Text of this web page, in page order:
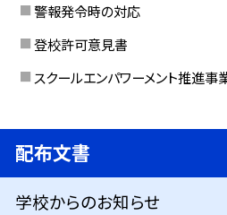
警報発令時の対応
登校許可意見書
スクールエンパワーメント推進事
配布文書
学校からのお知らせ